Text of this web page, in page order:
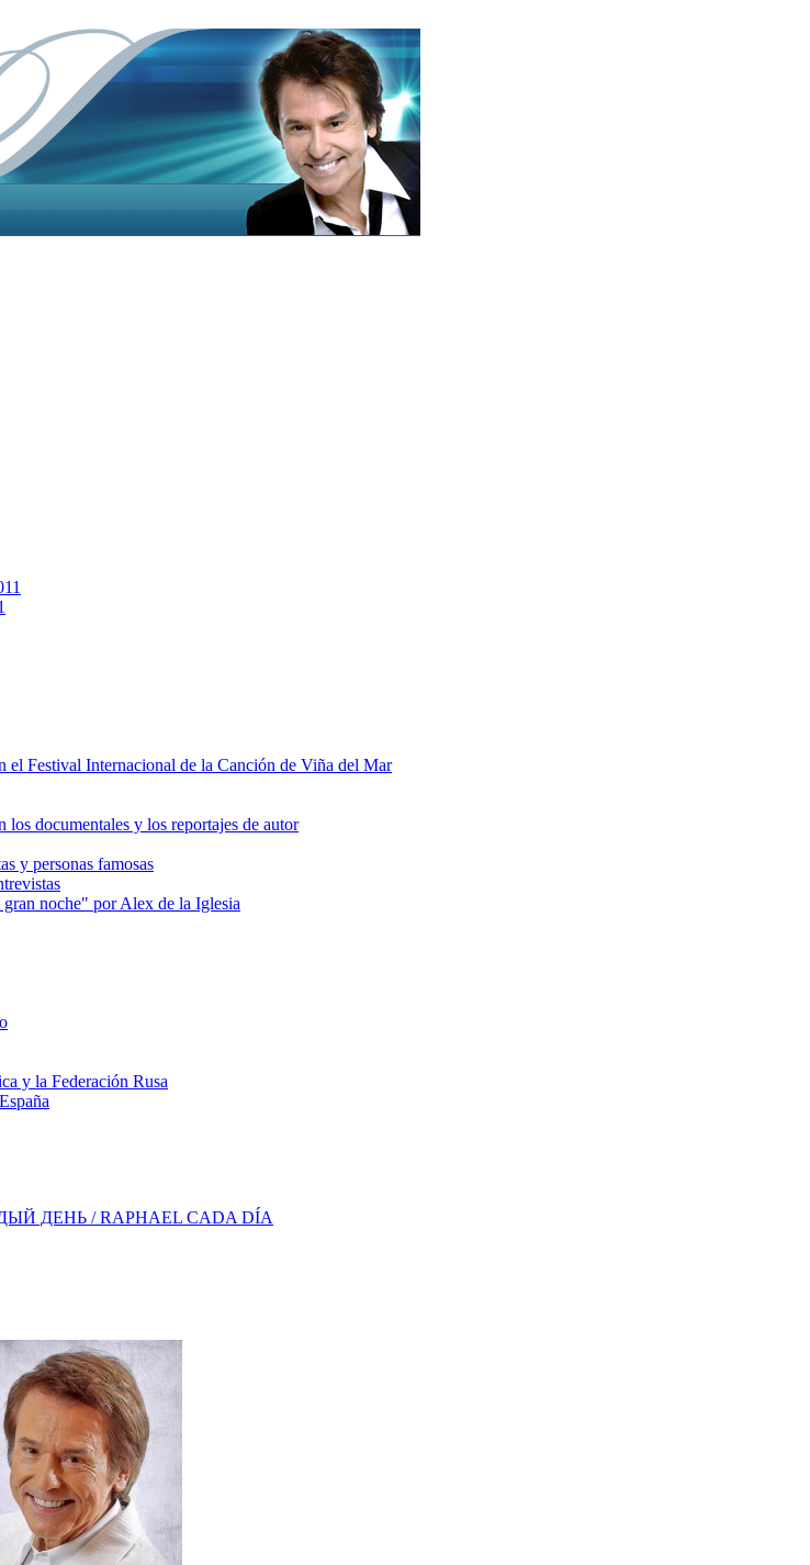
Festival Internacional de la Canción de Viña del Mar
documentales y los reportajes de autor
y personas famosas
noche" por Alex de la Iglesia
y la Federación Rusa
ДЕНЬ / RAPHAEL CADA DÍA